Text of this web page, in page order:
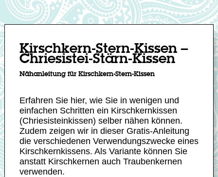
Kirschkern-Stern-Kissen –
Chriesistei-Stärn-Kissen
Nähanleitung für Kirschkern-Stern-Kissen
Erfahren Sie hier, wie Sie in wenigen und
einfachen Schritten ein Kirschkernkissen
(Chriesisteinkissen) selber nähen können.
Zudem zeigen wir in dieser Gratis-Anleitung
die verschiedenen Verwendungszwecke eines
Kirschkernkissens. Als Variante können Sie
anstatt Kirschkernen auch Traubenkernen
verwenden.